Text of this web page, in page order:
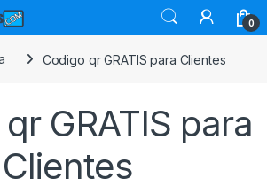
0
Codigo qr GRATIS para Clientes
GRATIS para
Clientes